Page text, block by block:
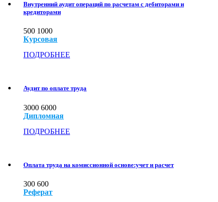
Внутренний аудит операций по расчетам с дебиторами и
кредиторами
500 1000
Курсовая
ПОДРОБНЕЕ
Аудит по оплате труда
3000 6000
Дипломная
ПОДРОБНЕЕ
Оплата труда на комиссионной основе:учет и расчет
300 600
Реферат